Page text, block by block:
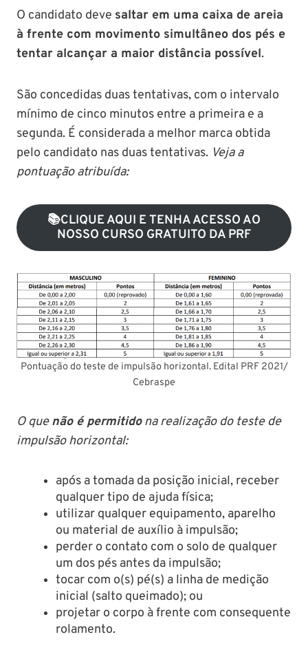
O candidato deve saltar em uma caixa de areia
à frente com movimento simultâneo dos pés e
tentar alcançar a maior distância possível.
São concedidas duas tentativas, com o intervalo
mínimo de cinco minutos entre a primeira e a
segunda. É considerada a melhor marca obtida
pelo candidato nas duas tentativas. Veja a
pontuação atribuída:
📚CLIQUE AQUI E TENHA ACESSO AO
NOSSO CURSO GRATUITO DA PRF
Pontuação do teste de impulsão horizontal. Edital PRF 2021/
Cebraspe
O quenão é permitidona realização do teste de
impulsão horizontal:
após a tomada da posição inicial, receber
qualquer tipo de ajuda física;
utilizar qualquer equipamento, aparelho
ou material de auxílio à impulsão;
perder o contato com o solo de qualquer
um dos pés antes da impulsão;
tocar com o(s) pé(s) a linha de medição
inicial (salto queimado); ou
projetar o corpo à frente com consequente
rolamento.